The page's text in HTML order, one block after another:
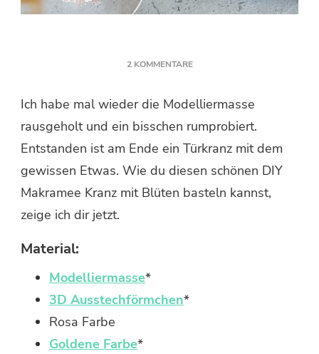
2 KOMMENTAREZU
MIT
BLÜTEN
Ich habe mal wieder die Modelliermasse
rausgeholt und ein bisschen rumprobiert.
Entstanden ist am Ende ein Türkranz mit dem
gewissen Etwas. Wie du diesen schönen DIY
Makramee Kranz mit Blüten basteln kannst,
zeige ich dir jetzt.
Material:
Modelliermasse*
3D Ausstechförmchen*
Rosa Farbe
Goldene Farbe*